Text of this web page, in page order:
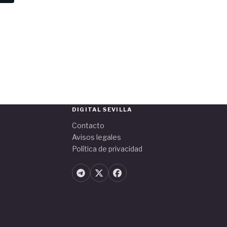
DIGITAL SEVILLA
Contacto
Avisos legales
Política de privacidad